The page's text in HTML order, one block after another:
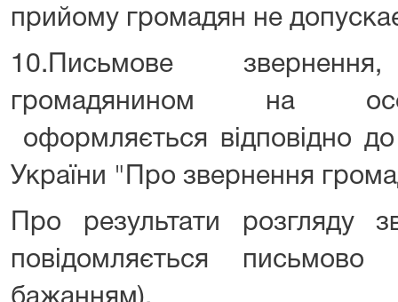
прийому громадян не
10.Письмове
громадянином на
оформляється відповідно
України "Про звернення
Про результати розгляду
повідомляється